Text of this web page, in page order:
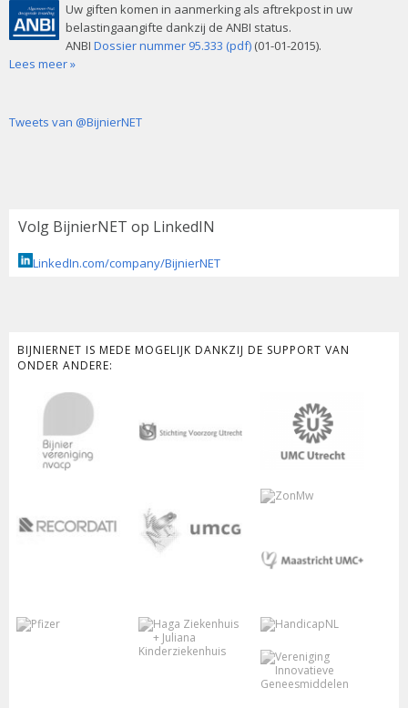
Uw giften komen in aanmerking als aftrekpost in uw
belastingaangifte dankzij de ANBI status.
ANBI Dossier nummer 95.333 (pdf) (01-01-2015).
Lees meer »
Tweets van @BijnierNET
Volg BijnierNET op LinkedIN
LinkedIn.com/company/BijnierNET
BIJNIERNET IS MEDE MOGELIJK DANKZIJ DE SUPPORT VAN
ONDER ANDERE: